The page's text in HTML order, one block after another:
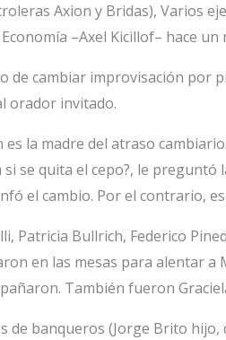
Axion y Bridas), Varios
–Axel Kicillof– hace un
de cambiar improvisación por
orador invitado.
es la madre del atraso
si se quita el cepo?, le preguntó
el cambio. Por el contrario,
Patricia Bullrich, Federico
en las mesas para alentar a
También fueron
de banqueros (Jorge Brito